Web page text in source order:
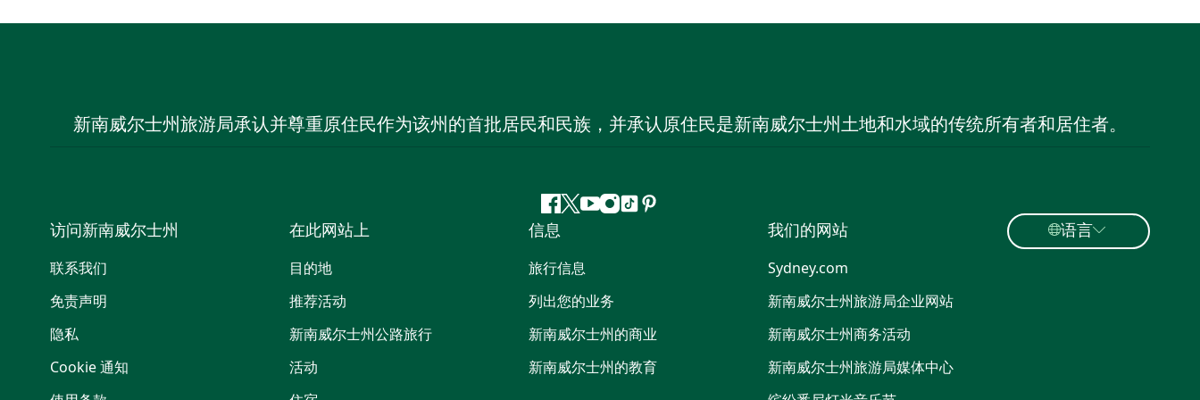
新南威尔士州旅游局承认并尊重原住民作为该州的首批居民和民族，并承认原住民是新南威尔士州土地和水域的传统所有者和居住者。
Facebook
叽
喳
喳
YouTube
Instagram
抖 Pinterest
访问新南威尔士州
联系我们
免责声明
隐私
Cookie 通知
在此网站上
目的地
推荐活动
新南威尔士州公路旅行
活动
信息
旅行信息
列出您的业务
新南威尔士州的商业
新南威尔士州的教育
我们的网站
Sydney.com
新南威尔士州旅游局企业网站
新南威尔士州商务活动
新南威尔士州旅游局媒体中心
语言